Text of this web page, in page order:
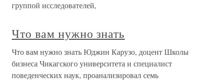
группой исследователей,
Что вам нужно знать
Что вам нужно знать Юджин Карузо, доцент Школы
бизнеса Чикагского университета и специалист
поведенческих наук, проанализировал семь